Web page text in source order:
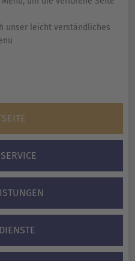
unser leicht verständliches